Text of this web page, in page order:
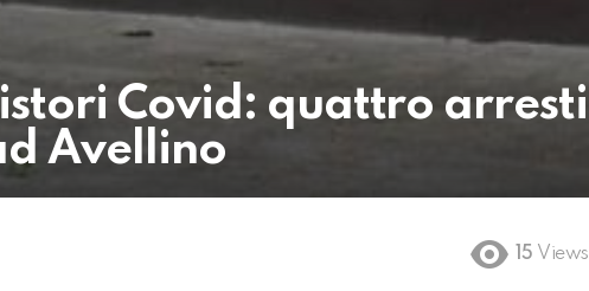
Covid: quattro arresti
Avellino
15 Views